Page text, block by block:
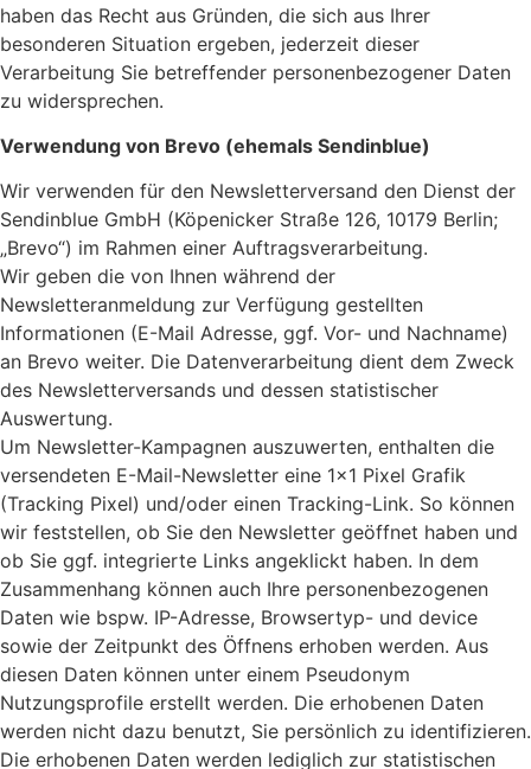
haben das Recht aus Gründen, die sich aus Ihrer
besonderen Situation ergeben, jederzeit dieser
Verarbeitung Sie betreffender personenbezogener Daten
zu widersprechen.
Verwendung von Brevo (ehemals Sendinblue)
Wir verwenden für den Newsletterversand den Dienst der
Sendinblue GmbH (Köpenicker Straße 126, 10179 Berlin;
„Brevo“) im Rahmen einer Auftragsverarbeitung.
Wir geben die von Ihnen während der
Newsletteranmeldung zur Verfügung gestellten
Informationen (E-Mail Adresse, ggf. Vor- und Nachname)
an Brevo weiter. Die Datenverarbeitung dient dem Zweck
des Newsletterversands und dessen statistischer
Auswertung.
Um Newsletter-Kampagnen auszuwerten, enthalten die
versendeten E-Mail-Newsletter eine 1×1 Pixel Grafik
(Tracking Pixel) und/oder einen Tracking-Link. So können
wir feststellen, ob Sie den Newsletter geöffnet haben und
ob Sie ggf. integrierte Links angeklickt haben. In dem
Zusammenhang können auch Ihre personenbezogenen
Daten wie bspw. IP-Adresse, Browsertyp- und device
sowie der Zeitpunkt des Öffnens erhoben werden. Aus
diesen Daten können unter einem Pseudonym
Nutzungsprofile erstellt werden. Die erhobenen Daten
werden nicht dazu benutzt, Sie persönlich zu identifizieren.
Die erhobenen Daten werden lediglich zur statistischen